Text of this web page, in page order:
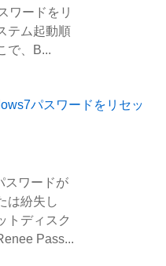
ワードをリ
テム起動順
で、B...
パスワードをリセッ
スワードが
は紛失し
トディスク
Pass...